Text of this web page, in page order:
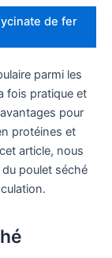
de fer
parmi les
fois pratique et
pour
protéines et
article, nous
poulet séché